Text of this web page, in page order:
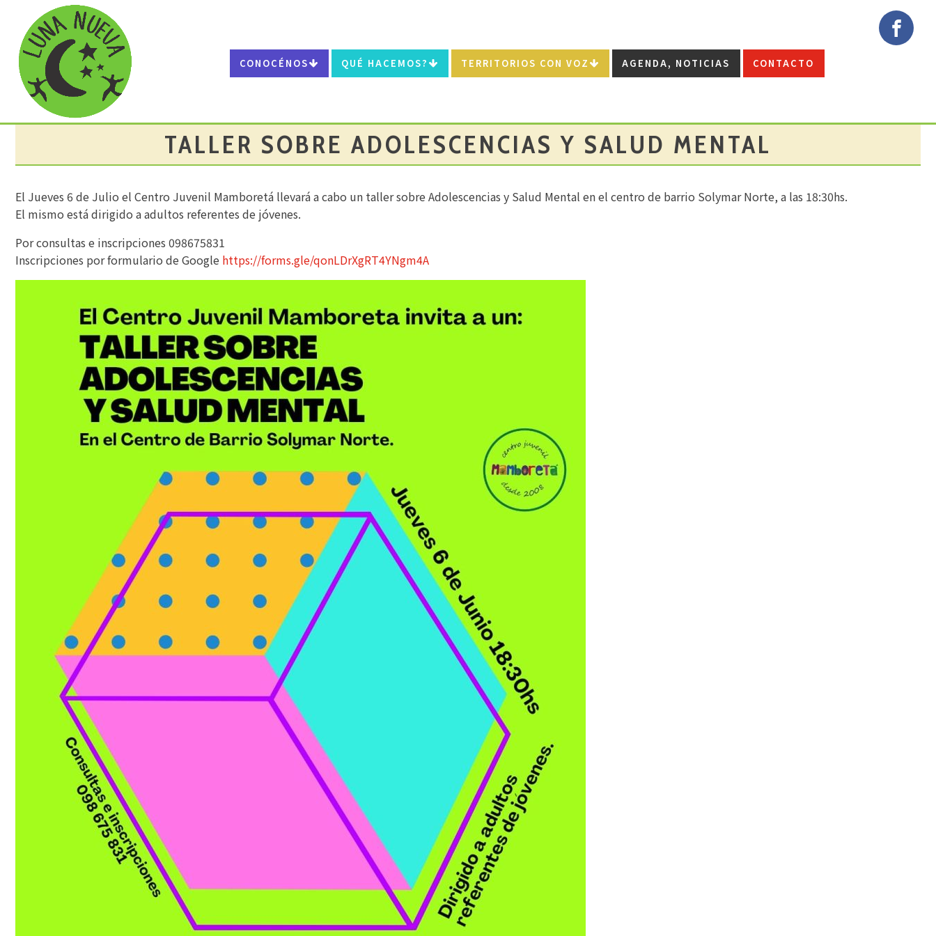
CONOCÉNOS QUÉ HACEMOS? TERRITORIOS CON VOZ AGENDA, NOTICIAS CONTACTO
TALLER SOBRE ADOLESCENCIAS Y SALUD MENTAL
El Jueves 6 de Julio el Centro Juvenil Mamboretá llevará a cabo un taller sobre Adolescencias y Salud Mental en el centro de barrio Solymar Norte, a las 18:30hs.
El mismo está dirigido a adultos referentes de jóvenes.
Por consultas e inscripciones 098675831
Inscripciones por formulario de Google https://forms.gle/qonLDrXgRT4YNgm4A